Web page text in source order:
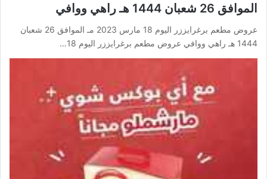
الموافق 26 شعبان 1444 هـ راهي ووافي
عروض مطعم برغرايززر اليوم 18 مارس 2023 مـ الموافق 26 شعبان
1444 هـ راهي ووافي عروض مطعم برغرايززر اليوم 18…